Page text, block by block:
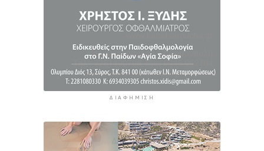
Ο Διεθνής Μαραθώνιος Ρόδου και η TUI
συνεχίζουν την εξαιρετικά επιτυχημένη
6 ώρες 36 λεπτά πρίν
ΔΙΑΦΉΜΙΣΗ